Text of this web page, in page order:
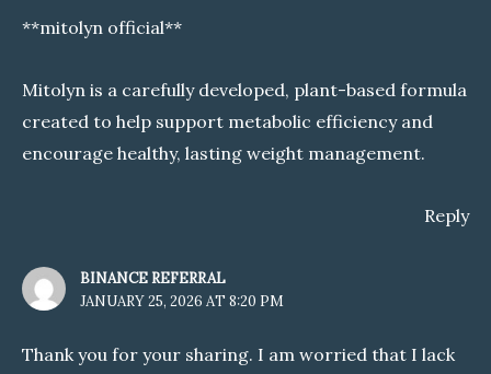
**mitolyn official**
Mitolyn is a carefully developed, plant-based formula
created to help support metabolic efficiency and
encourage healthy, lasting weight management.
Reply
BINANCE REFERRAL
JANUARY 25, 2026 AT 8:20 PM
Thank you for your sharing. I am worried that I lack